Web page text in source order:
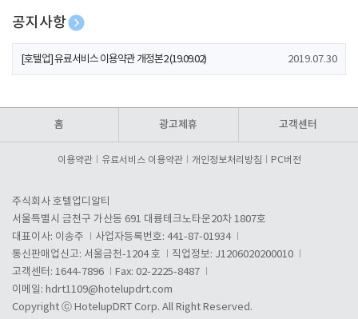
공지사항
[호텔업] 개인정보 처리방침 개정본1 (19.09.02)
[호텔업] 유료서비스 이용약관 개정본2 (19.09.02) 2019.07.30
홈 광고제휴 고객센터
이용약관 유료서비스 이용약관 개인정보처리방침 PC버전
주식회사 호텔업디알티
서울특별시 금천구 가산동 691 대륭테크노타운20차 1807호
대표이사: 이송주
사업자등록번호: 441-87-01934
통신판매업신고: 서울금천-1204 호
직업정보: J1206020200010
고객센터: 1644-7896
Fax: 02-2225-8487
이메일: hdrt1109@hotelupdrt.com
Copyright ⓒ HotelupDRT Corp. All Right Reserved.